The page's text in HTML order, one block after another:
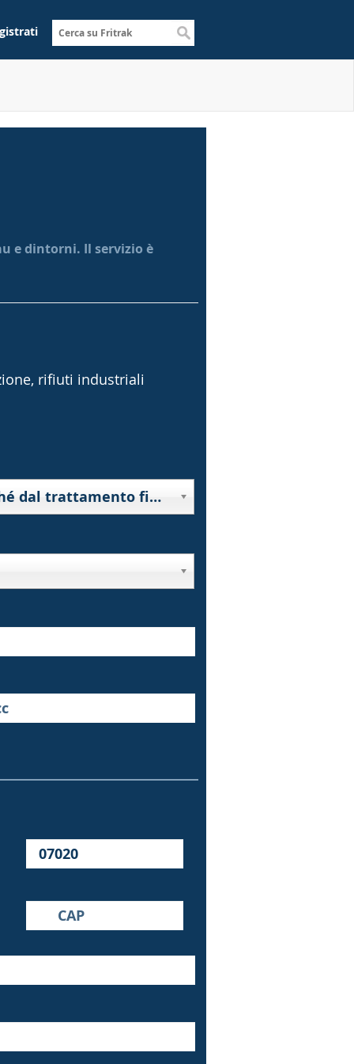
e dintorni. Il servizio è
rifiuti industriali
10000 - Rifiuti derivanti da prospezione, estrazione da miniera o cava, nonché dal trattamento fisico o chimico di minerali